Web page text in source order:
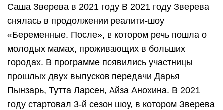
Саша Зверева в 2021 году В 2021 году Зверева
снялась в продолжении реалити-шоу
«Беременные. После», в котором речь пошла о
молодых мамах, проживающих в больших
городах. В программе появились участницы
прошлых двух выпусков передачи Дарья
Пынзарь, Тутта Ларсен, Айза Анохина. В 2021
году стартовал 3-й сезон шоу, в котором Зверева